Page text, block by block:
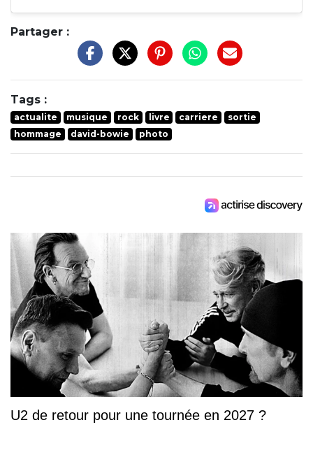
Partager :
Tags :
actualite musique rock livre carriere
sortie
hommage
david-bowie photo
U2 de retour pour une tournée en 2027 ?